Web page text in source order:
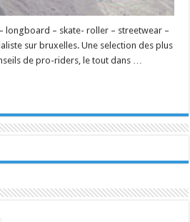
longboard – skate- roller – streetwear –
sur bruxelles. Une selection des plus
de pro-riders, le tout dans …